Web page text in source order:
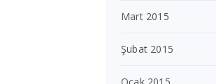
Mart 2015
Şubat 2015